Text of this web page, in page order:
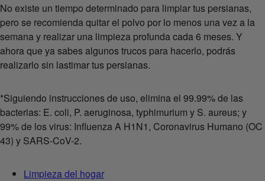
No existe un tiempo determinado para limpiar tus persianas,
pero se recomienda quitar el polvo por lo menos una vez a la
semana y realizar una limpieza profunda cada 6 meses. Y
ahora que ya sabes algunos trucos para hacerlo, podrás
realizarlo sin lastimar tus persianas.
*Siguiendo instrucciones de uso, elimina el 99.99% de las
bacterias: E. coli, P. aeruginosa, typhimurium y S. aureus; y
99% de los virus: Influenza A H1N1, Coronavirus Humano (OC
43) y SARS-CoV-2.
Limpieza del hogar